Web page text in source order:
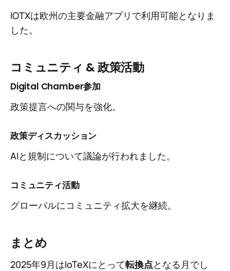
IOTXは欧州の主要金融アプリで利用可能となりま
した。
コミュニティ & 政策活動
Digital Chamber参加
政策提言への関与を強化。
政策ディスカッション
AIと規制について議論が行われました。
コミュニティ活動
グローバルにコミュニティ拡大を継続。
まとめ
2025年9月はIoTeXにとって転換点となる月でし